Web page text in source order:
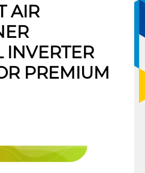
AIR
INVERTER
PREMIUM